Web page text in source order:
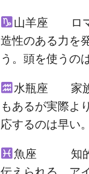
山羊座 ロマ
造性のある力を
う。頭を使うの
水瓶座 家族
もあるが実際よ
応するのは早い。
魚座 知的好